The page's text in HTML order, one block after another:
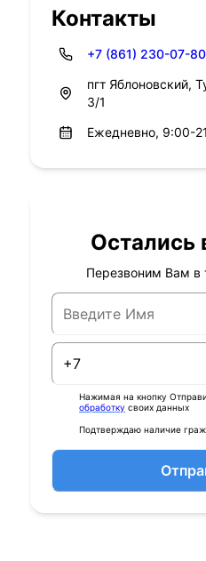
Контакты
+7 (861) 230-07-80
пгт Яблоновский,
3/1
Ежедневно, 9:00-
Остались
Перезвоним Вам в
Нажимая на кнопку
обработку своих данных
Подтверждаю наличие